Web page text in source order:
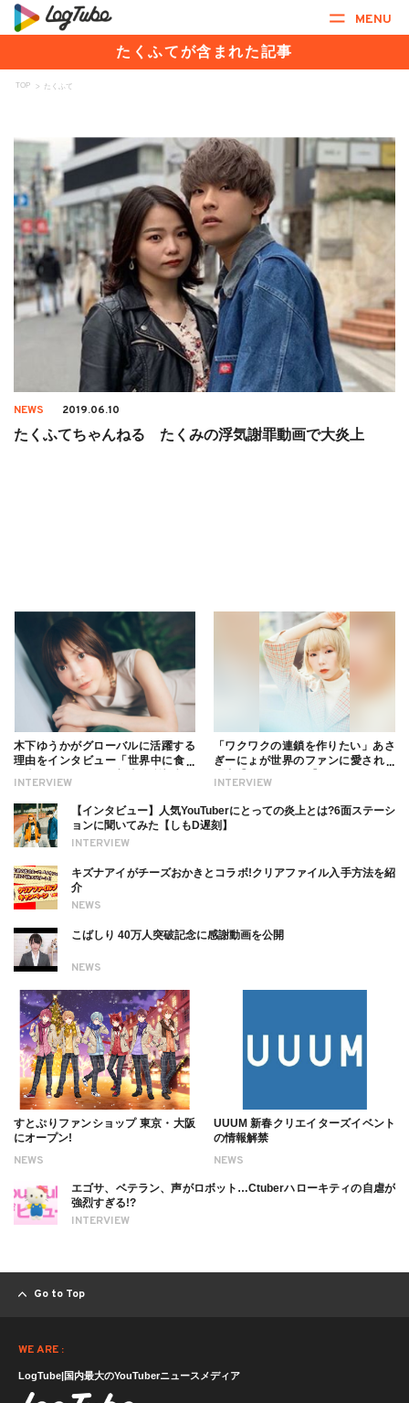
MENU
たくふてが含まれた記事
TOP > たくふて
NEWS 2019.06.10
たくふてちゃんねる たくみの浮気謝罪動画で大炎上
INTERVIEW
木下ゆうかがグローバルに活躍する
理由をインタビュー「世界中に食べ
ついても
INTERVIEW
「ワクワクの連鎖を作りたい」あさ
ぎーにょが世界のファンに愛される
INTERVIEW
【インタビュー】人気YouTuberにとっての炎上とは?6面ステーシ
ョンに聞いてみた【しもD遅刻】
NEWS
キズナアイがチーズおかきとコラボ!クリアファイル入手方法を紹
介
NEWS
こばしり 40万人突破記念に感謝動画を公開
NEWS
すとぷりファンショップ 東京・大阪
にオープン!
NEWS
UUUM 新春クリエイターズイベント
の情報解禁
INTERVIEW
エゴサ、ベテラン、声がロボット…Ctuberハローキティの自虐が
強烈すぎる!?
Go to Top
WE ARE :
LogTube|国内最大のYouTuberニュースメディア